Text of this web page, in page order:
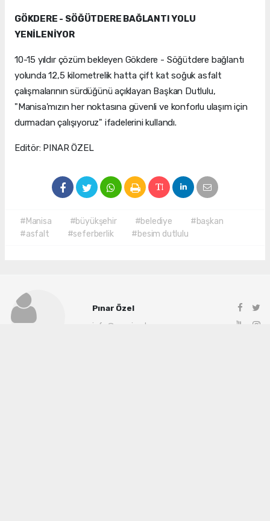
GÖKDERE - SÖĞÜTDERE BAĞLANTI YOLU
YENİLENİYOR
10-15 yıldır çözüm bekleyen Gökdere - Söğütdere bağlantı
yolunda 12,5 kilometrelik hatta çift kat soğuk asfalt
çalışmalarının sürdüğünü açıklayan Başkan Dutlulu,
"Manisa'mızın her noktasına güvenli ve konforlu ulaşım için
durmadan çalışıyoruz" ifadelerini kullandı.
Editör: PINAR ÖZEL
#Manisa #büyükşehir #belediye
#başkan
#asfalt
#seferberlik #besim dutlulu
Pınar Özel
info@manisadenge.com